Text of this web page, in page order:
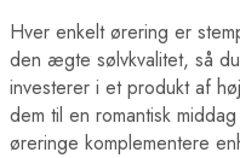
Hver enkelt ørering er
den ægte sølvkvalitet, så
investerer i et produkt af
dem til en romantisk
øreringe komplementere